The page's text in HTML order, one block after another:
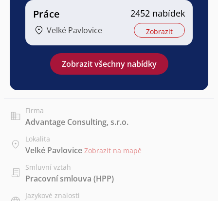
Práce
Velké Pavlovice
2452 nabídek
Zobrazit
Zobrazit všechny nabídky
Firma
Advantage Consulting, s.r.o.
Lokalita
Velké Pavlovice Zobrazit na mapě
Smluvní vztah
Pracovní smlouva (HPP)
Jazykové znalosti